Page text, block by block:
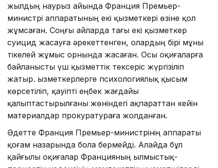
жылдың наурыз айында Франция Премьер-
министрі аппаратының екі қызметкері өзіне қол
жұмсаған. Соңғы айларда тағы екі қызметкер
суицид жасауға әрекеттенген, олардың бірі мұны
тікелей жұмыс орнында жасаған. Осы оқиғаларға
байланысты үш қызметтік тексеріс жүргізіліп
жатыр. Қызметкерлерге психологиялық қысым
көрсетіліп, қауіпті еңбек жағдайы
қалыптастырылғаны жөніндегі ақпараттан кейін
материалдар прокуратураға жолданған.
Әдетте Франция Премьер-министрінің аппараты
қоғам назарында бола бермейді. Алайда бұл
қайғылы оқиғалар Францияның Қылмыстық-